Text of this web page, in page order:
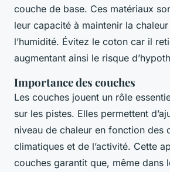
couche de base. Ces matériaux
leur capacité à maintenir la
l’humidité. Évitez le coton car il
augmentant ainsi le risque
Importance des couches
Les couches jouent un rôle
sur les pistes. Elles permettent
niveau de chaleur en fonction des
climatiques et de l’activité. Cette
couches garantit que, même dans